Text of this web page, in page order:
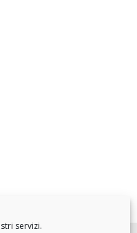
servizi.